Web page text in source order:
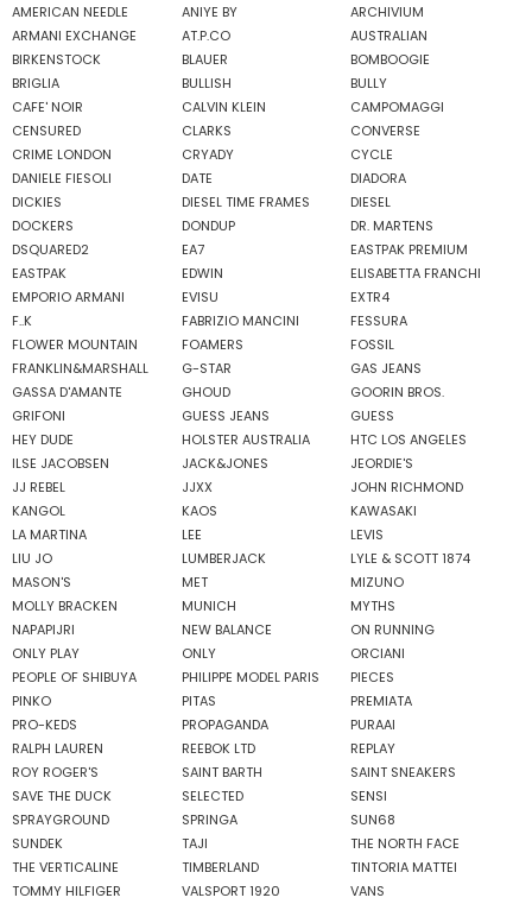
AMERICAN NEEDLE
ANIYE BY
ARCHIVIUM
ARMANI EXCHANGE
AT.P.CO
AUSTRALIAN
BIRKENSTOCK
BLAUER
BOMBOOGIE
BRIGLIA
BULLISH
BULLY
CAFE' NOIR
CALVIN KLEIN
CAMPOMAGGI
CENSURED
CLARKS
CONVERSE
CRIME LONDON
CRYADY
CYCLE
DANIELE FIESOLI
DATE
DIADORA
DICKIES
DIESEL TIME FRAMES
DIESEL
DOCKERS
DONDUP
DR. MARTENS
DSQUARED2
EA7
EASTPAK PREMIUM
EASTPAK
EDWIN
ELISABETTA FRANCHI
EMPORIO ARMANI
EVISU
EXTR4
F..K
FABRIZIO MANCINI
FESSURA
FLOWER MOUNTAIN
FOAMERS
FOSSIL
FRANKLIN&MARSHALL
G-STAR
GAS JEANS
GASSA D'AMANTE
GHOUD
GOORIN BROS.
GRIFONI
GUESS JEANS
GUESS
HEY DUDE
HOLSTER AUSTRALIA
HTC LOS ANGELES
ILSE JACOBSEN
JACK&JONES
JEORDIE'S
JJ REBEL
JJXX
JOHN RICHMOND
KANGOL
KAOS
KAWASAKI
LA MARTINA
LEE
LEVIS
LIU JO
LUMBERJACK
LYLE & SCOTT 1874
MASON'S
MET
MIZUNO
MOLLY BRACKEN
MUNICH
MYTHS
NAPAPIJRI
NEW BALANCE
ON RUNNING
ONLY PLAY
ONLY
ORCIANI
PEOPLE OF SHIBUYA
PHILIPPE MODEL PARIS
PIECES
PINKO
PITAS
PREMIATA
PRO-KEDS
PROPAGANDA
PURAAI
RALPH LAUREN
REEBOK LTD
REPLAY
ROY ROGER'S
SAINT BARTH
SAINT SNEAKERS
SAVE THE DUCK
SELECTED
SENSI
SPRAYGROUND
SPRINGA
SUN68
SUNDEK
TAJI
THE NORTH FACE
THE VERTICALINE
TIMBERLAND
TINTORIA MATTEI
TOMMY HILFIGER
VALSPORT 1920
VANS